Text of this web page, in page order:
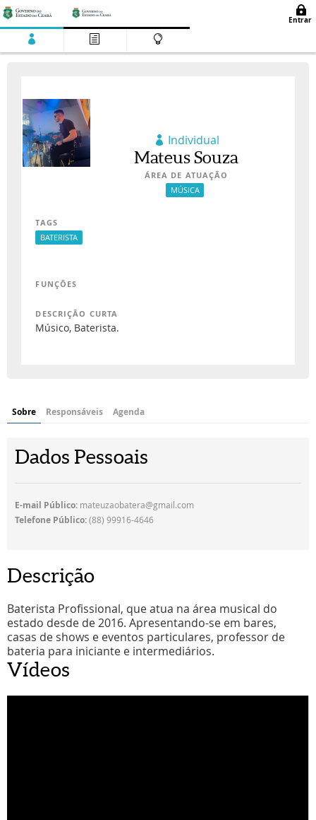
Individual
Mateus Souza
ÁREA DE ATUAÇÃO
MÚSICA
TAGS
BATERISTA
FUNÇÕES
DESCRIÇÃO CURTA
Músico, Baterista.
Sobre Responsáveis Agenda
Dados Pessoais
E-mail Público: mateuzaobatera@gmail.com
Telefone Público: (88) 99916-4646
Descrição
Baterista Profissional, que atua na área musical do
estado desde de 2016. Apresentando-se em bares,
casas de shows e eventos particulares, professor de
bateria para iniciante e intermediários.
Vídeos